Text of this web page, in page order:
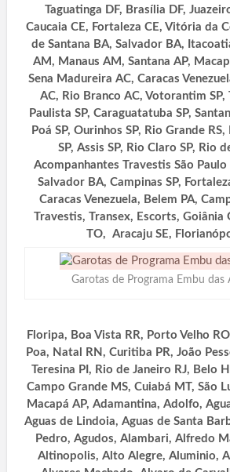
Taguatinga DF, Brasília DF,
Caucaia CE, Fortaleza CE, Vitória da
de Santana BA, Salvador BA,
AM, Manaus AM, Santana AP,
Sena Madureira AC, Caracas
AC, Rio Branco AC, Votorantim SP,
Paulista SP, Caraguatatuba SP,
Poá SP, Ourinhos SP, Rio Grande RS,
SP, Assis SP, Rio Claro SP, Rio
Acompanhantes Travestis São Paulo
Salvador BA, Campinas SP,
Caracas Venezuela, Belem PA,
Travestis, Transex, Escorts, Goiânia
TO, Aracaju SE,
Garotas de Programa Embu das
Floripa, Boa Vista RR, Porto Velho
Poa, Natal RN, Curitiba PR, João
Teresina PI, Rio de Janeiro RJ, Belo
Campo Grande MS, Cuiabá MT, São
Macapá AP, Adamantina, Adolfo,
Aguas de Lindoia, Aguas de Santa
Pedro, Agudos, Alambari, Alfredo
Altinopolis, Alto Alegre, Aluminio,